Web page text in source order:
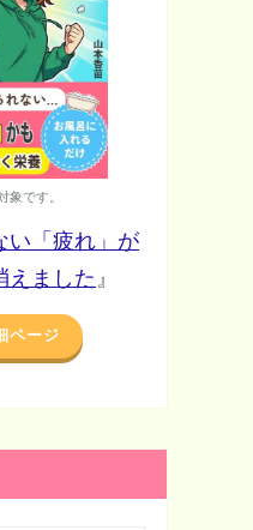
象です。
い「疲れ」が
えました 』
ページ